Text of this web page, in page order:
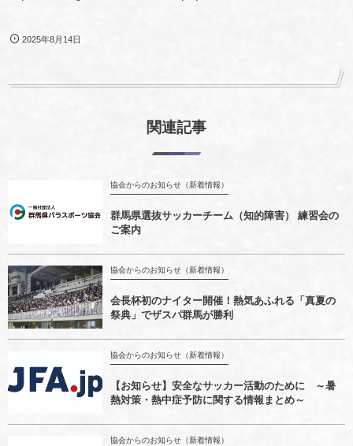
2025年8月14日
関連記事
協会からのお知らせ（新着情報）
群馬県選抜サッカーチーム（知的障害） 練習会の
ご案内
協会からのお知らせ（新着情報）
会長杯初のナイター開催！熱気あふれる「真夏の
祭典」でザスパ群馬が勝利
協会からのお知らせ（新着情報）
【お知らせ】安全なサッカー活動のために ～暑
熱対策・熱中症予防に関する情報まとめ～
協会からのお知らせ（新着情報）